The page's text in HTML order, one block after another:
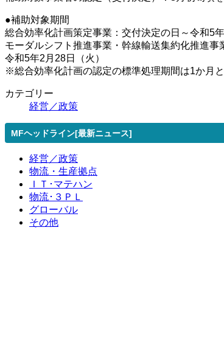
●補助対象期間
総合効率化計画策定事業：交付決定の日～令和5年
モーダルシフト推進事業・幹線輸送集約化推進
令和5年2月28日（火）
※総合効率化計画の認定の標準処理期間は1か月と
カテゴリー
経営／政策
MFヘッドライン[最新ニュース]
経営／政策
物流・生産拠点
ＩＴ･マテハン
物流･３ＰＬ
グローバル
その他